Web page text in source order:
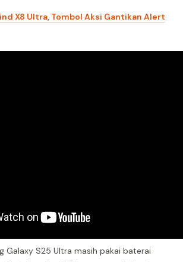
X8 Ultra, Tombol Aksi Gantikan Alert
Galaxy S25 Ultra masih pakai baterai